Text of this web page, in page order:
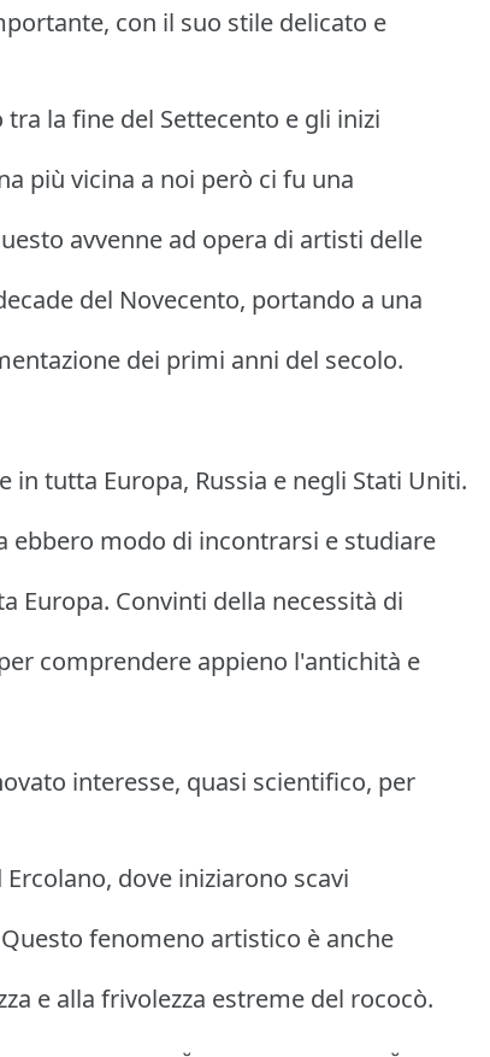
con il suo stile delicato e
la fine del Settecento e gli inizi
più vicina a noi però ci fu una
avvenne ad opera di artisti delle
del Novecento, portando a una
dei primi anni del secolo.
tutta Europa, Russia e negli Stati Uniti.
ebbero modo di incontrarsi e studiare
Europa. Convinti della necessità di
comprendere appieno l'antichità e
interesse, quasi scientifico, per
dove iniziarono scavi
fenomeno artistico è anche
e alla frivolezza estreme del rococò.